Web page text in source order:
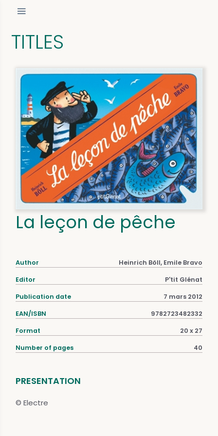
TITLES
La leçon de pêche
Author Heinrich Böll, Emile Bravo
Editor P'tit Glénat
Publication date 7 mars 2012
EAN/ISBN 9782723482332
Format 20 x 27
Number of pages 40
PRESENTATION
© Electre